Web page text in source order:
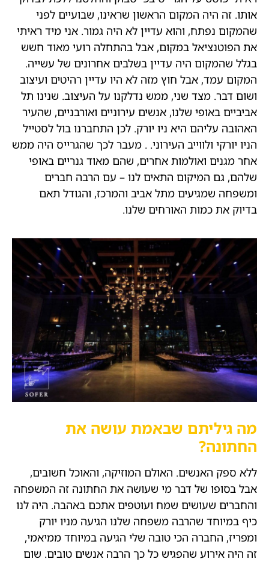
אותו. זה היה המקום הראשון שראינו, שבועיים לפני
שהמקום נפתח, והוא עדיין לא היה גמור. אני מיד ראיתי
את הפוטנציאל במקום, אבל בהתחלה רועי מאוד חשש
בגלל שהמקום היה עדיין בשלבים אחרונים של עשייה.
המקום עמד, אבל חוץ מזה לא היו עדיין רהיטים ועיצוב
ושום דבר. מצד שני, ממש נדלקנו על העיצוב. שנינו תל
אביביים באופי שלנו, אנשים עירוניים ואורבניים, שהעיר
האהובה עליהם היא ניו יורק. לכן התחברנו בול לסטייל
הניו יורקי ולווייב העירוני. . מעבר לכך שהגרייס היה ממש
אחר מגנים ואולמות אחרים, שהם מאוד גנריים באופי
שלהם, גם המיקום התאים לנו – עם הרבה חברים
ומשפחה שמגיעים מתל אביב והמרכז, והגודל תאם
בדיוק את כמות האורחים שלנו.
מה גיליתם שבאמת עושה את
החתונה?
ללא ספק האנשים. האולם המוזיקה, והאוכל חשובים,
אבל בסופו של דבר מי שעושה את החתונה זה המשפחה
והחברים שעושים שמח ועוטפים אתכם באהבה. היה לנו
כיף במיוחד שהרבה משפחה שלנו הגיעה מניו יורק
ומפריז, החברה הכי טובה שלי הגיעה במיוחד ממיאמי,
זה היה אירוע שהפגיש כל כך הרבה אנשים טובים. שום